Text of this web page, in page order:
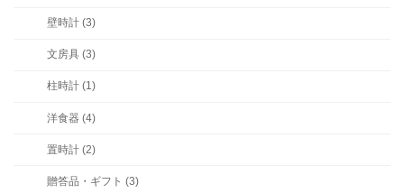
壁時計 (3)
文房具 (3)
柱時計 (1)
洋食器 (4)
置時計 (2)
贈答品・ギフト (3)